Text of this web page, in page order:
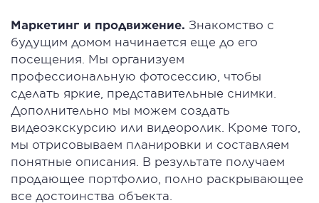
Маркетинг и продвижение. Знакомство с
будущим домом начинается еще до его
посещения. Мы организуем
профессиональную фотосессию, чтобы
сделать яркие, представительные снимки.
Дополнительно мы можем создать
видеоэкскурсию или видеоролик. Кроме того,
мы отрисовываем планировки и составляем
понятные описания. В результате получаем
продающее портфолио, полно раскрывающее
все достоинства объекта.